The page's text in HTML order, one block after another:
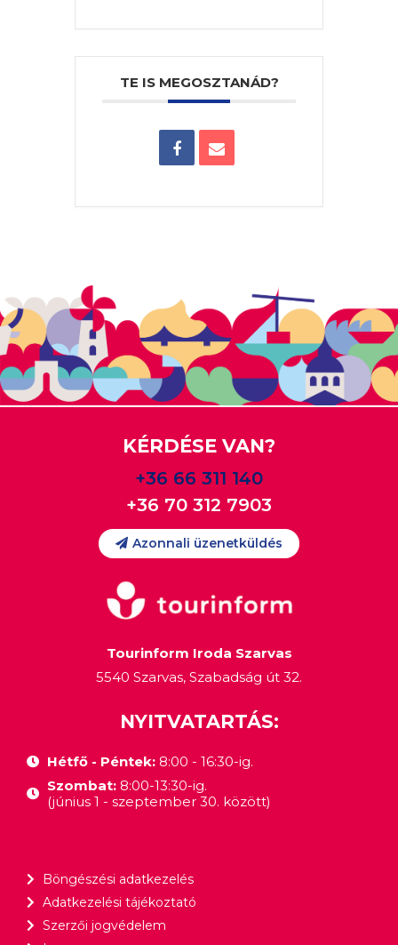
TE IS MEGOSZTANÁD?
KÉRDÉSE VAN?
+36 66 311 140
+36 70 312 7903
Azonnali üzenetküldés
Tourinform Iroda Szarvas
5540 Szarvas, Szabadság út 32.
NYITVATARTÁS:
Hétfő - Péntek:8:00 - 16:30-ig.
Szombat: 8:00-13:30-ig.
(június 1 - szeptember 30. között)
Böngészési adatkezelés
Adatkezelési tájékoztató
Szerzői jogvédelem